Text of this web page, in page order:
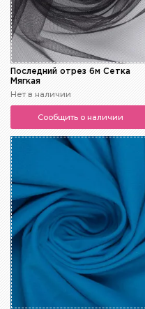
Последний отрез 6м Сетка
Мягкая
Нет в наличии
Сообщить о наличии